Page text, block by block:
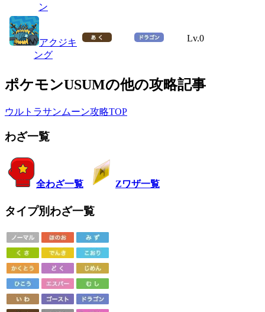
ン
アクジキ
ング
Lv.0
ポケモンUSUMの他の攻略記事
ウルトラサンムーン攻略TOP
わざ一覧
全わざ一覧 Zワザ一覧
タイプ別わざ一覧